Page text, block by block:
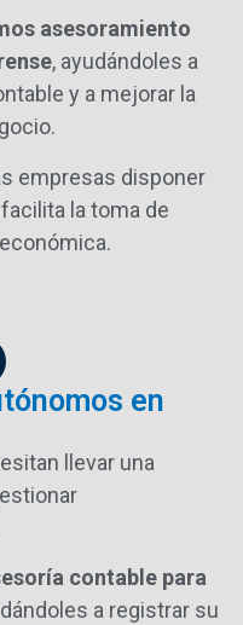
asesoramiento
, ayudándoles a
y a mejorar la
empresas disponer
facilita la toma de
económica.
en
llevar una
contable para
a registrar su